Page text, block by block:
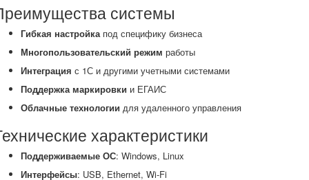
системы
Гибкая настройка под специфику бизнеса
Многопользовательский режим работы
Интеграция с 1С и другими учетными системами
Поддержка маркировки и ЕГАИС
Облачные технологии для удаленного управления
характеристики
Поддерживаемые ОС: Windows, Linux
Интерфейсы: USB, Ethernet, Wi-Fi